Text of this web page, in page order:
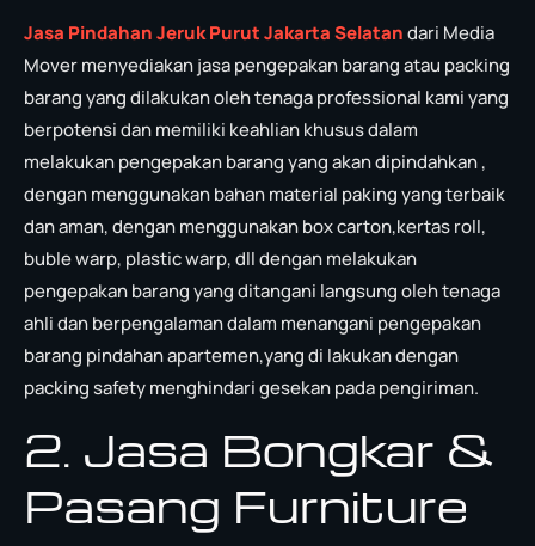
Jasa Pindahan Jeruk Purut Jakarta Selatandari Media
Mover menyediakan jasa pengepakan barang atau packing
barang yang dilakukan oleh tenaga professional kami yang
berpotensi dan memiliki keahlian khusus dalam
melakukan pengepakan barang yang akan dipindahkan ,
dengan menggunakan bahan material paking yang terbaik
dan aman, dengan menggunakan box carton,kertas roll,
buble warp, plastic warp, dll dengan melakukan
pengepakan barang yang ditangani langsung oleh tenaga
ahli dan berpengalaman dalam menangani pengepakan
barang pindahan apartemen,yang di lakukan dengan
packing safety menghindari gesekan pada pengiriman.
2. Jasa Bongkar &
Pasang Furniture